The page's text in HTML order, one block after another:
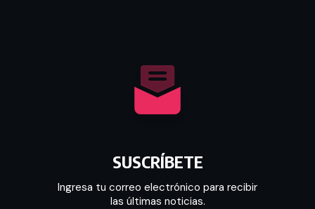
SUSCRÍBETE
Ingresa tu correo electrónico para recibir
las últimas noticias.